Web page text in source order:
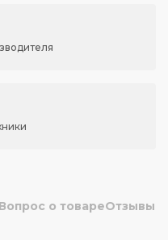
Вопрос о товареОтзывы